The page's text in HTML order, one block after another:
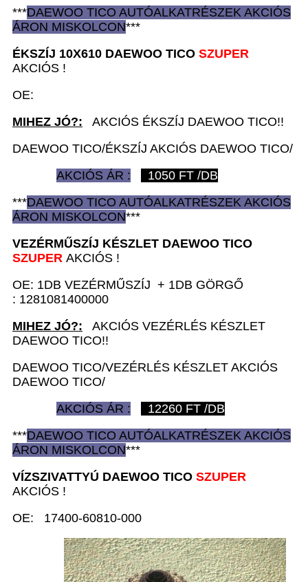
***DAEWOO TICO AUTÓALKATRÉSZEK AKCIÓS
ÁRON MISKOLCON***
ÉKSZÍJ 10X610 DAEWOO TICO SZUPER
AKCIÓS !
OE:
MIHEZ JÓ?: AKCIÓS ÉKSZÍJ DAEWOO TICO!!
DAEWOO TICO/ÉKSZÍJ AKCIÓS DAEWOO TICO/
AKCIÓS ÁR :
1050 FT /DB
***DAEWOO TICO AUTÓALKATRÉSZEK AKCIÓS
ÁRON MISKOLCON***
VEZÉRMŰSZÍJ KÉSZLET DAEWOO TICO
SZUPER AKCIÓS !
OE: 1DB VEZÉRMŰSZÍJ + 1DB GÖRGŐ
: 1281081400000
MIHEZ JÓ?: AKCIÓS VEZÉRLÉS KÉSZLET
DAEWOO TICO!!
DAEWOO TICO/VEZÉRLÉS KÉSZLET AKCIÓS
DAEWOO TICO/
AKCIÓS ÁR :
12260 FT /DB
***DAEWOO TICO AUTÓALKATRÉSZEK AKCIÓS
ÁRON MISKOLCON***
VÍZSZIVATTYÚ DAEWOO TICO SZUPER
AKCIÓS !
OE: 17400-60810-000